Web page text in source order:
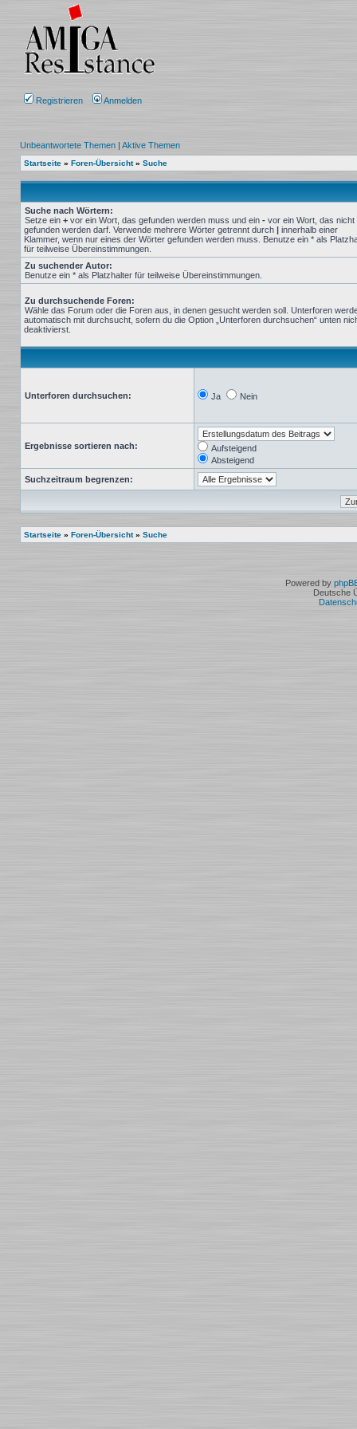
Registrieren Anmelden
Unbeantwortete Themen | Aktive Themen
Startseite » Foren-Übersicht» Suche
Suche nach Wörtern:
Setze ein + vor ein Wort, das gefunden werden muss und ein - vor ein Wort, das nicht
gefunden werden darf. Verwende mehrere Wörter getrennt durch | innerhalb einer
Klammer, wenn nur eines der Wörter gefunden werden muss. Benutze ein * als
für teilweise Übereinstimmungen.
Zu suchender Autor:
Benutze ein * als Platzhalter für teilweise Übereinstimmungen.
Zu durchsuchende Foren:
Wähle das Forum oder die Foren aus, in denen gesucht werden soll. Unterforen
automatisch mit durchsucht, sofern du die Option „Unterforen durchsuchen“ unten
deaktivierst.
Unterforen durchsuchen: Ja Nein
Ergebnisse sortieren nach:
Aufsteigend
Absteigend
Suchzeitraum begrenzen:
Startseite » Foren-Übersicht» Suche
Powered by
Deutsche